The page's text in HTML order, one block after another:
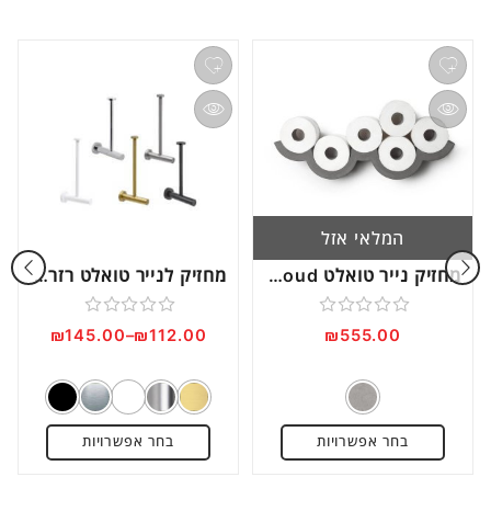
המלאי אזל
מחזיק נייר טואלט S – Cloud
דורג
מתוך
₪555.00
בחר אפשרויות
מחזיק לנייר טואלט רזרבי – Rondo דגם RO28
דורג
מתוך
5
₪112.00
–
₪145.00
בחר אפשרויות